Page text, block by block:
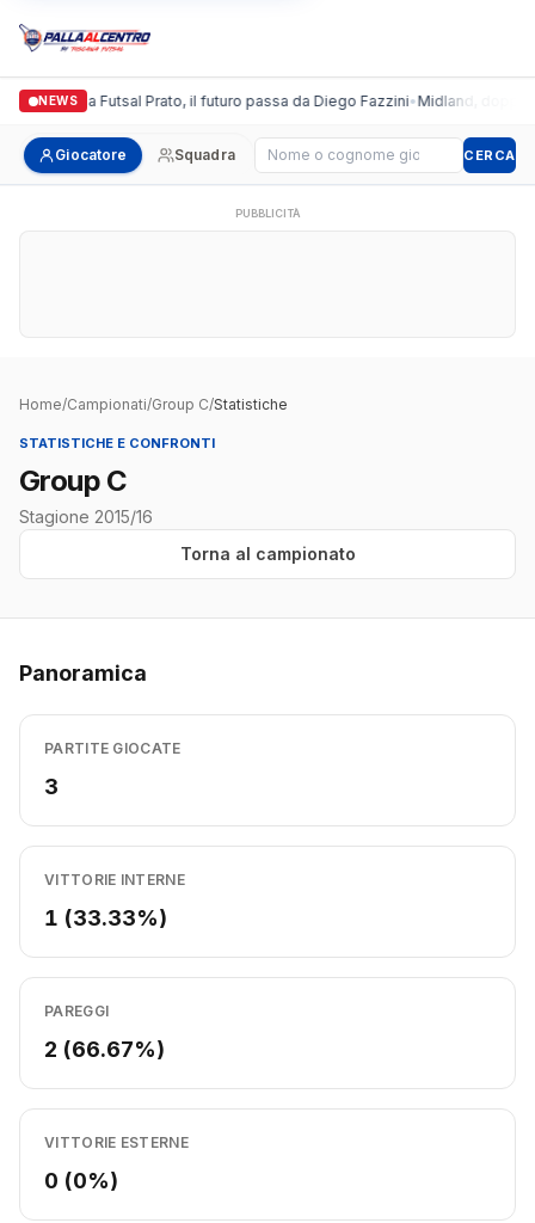
NEWS
Italgronda Futsal Prato, il futuro passa da Diego Fazzini•Midland, doppio
Giocatore Squadra Cerca giocatore CERCA
PUBBLICITÀ
Home/Campionati/Group C/Statistiche
STATISTICHE E CONFRONTI
Group C
Stagione 2015/16
Torna al campionato
Panoramica
PARTITE GIOCATE
3
VITTORIE INTERNE
1 (33.33%)
PAREGGI
2 (66.67%)
VITTORIE ESTERNE
0 (0%)